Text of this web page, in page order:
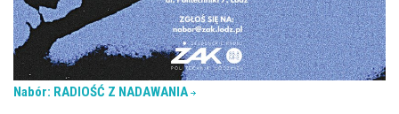
Nabór: RADIOŚĆ Z NADAWANIA